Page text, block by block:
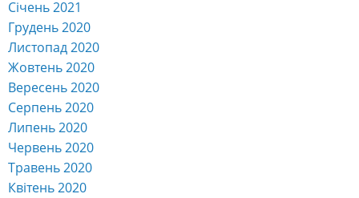
Січень 2021
Грудень 2020
Листопад 2020
Жовтень 2020
Вересень 2020
Серпень 2020
Липень 2020
Червень 2020
Травень 2020
Квітень 2020